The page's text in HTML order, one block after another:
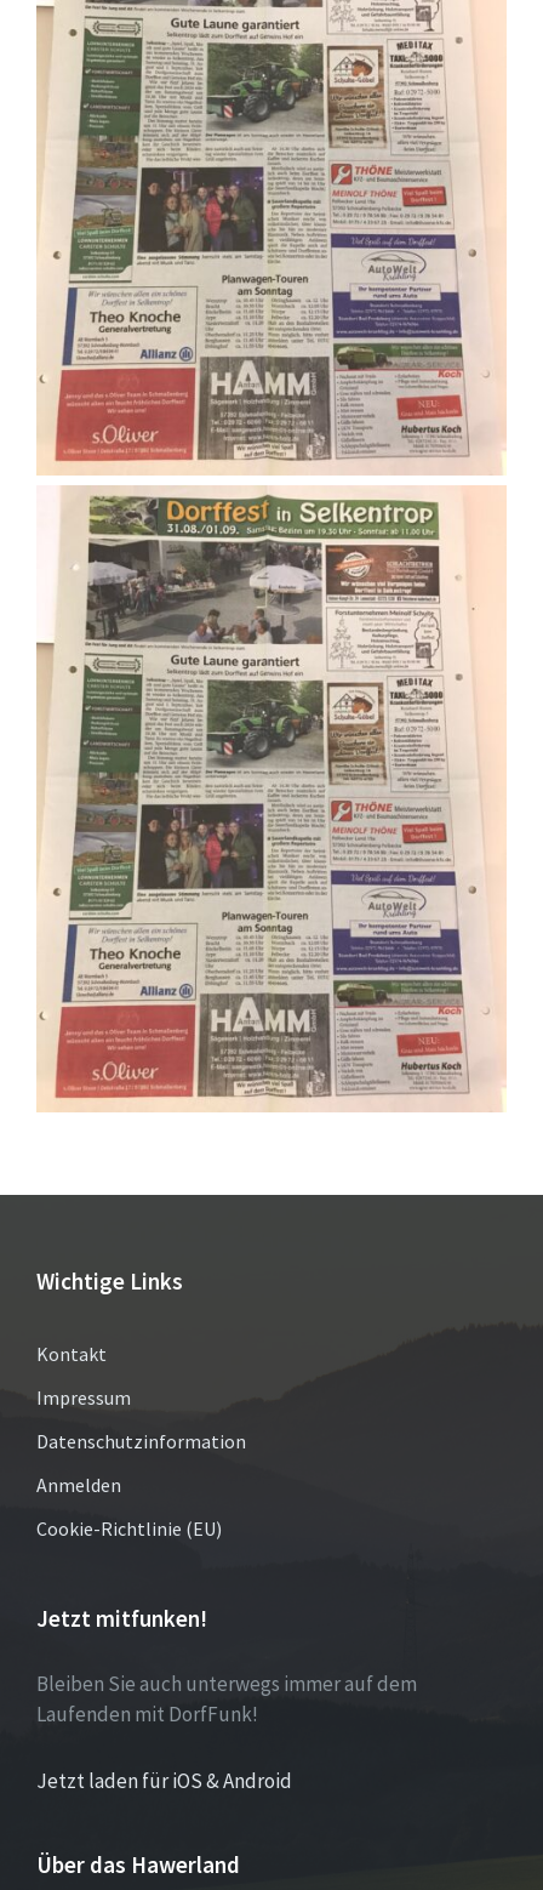
Wichtige Links
Kontakt
Impressum
Datenschutzinformation
Anmelden
Cookie-Richtlinie (EU)
Jetzt mitfunken!
Bleiben Sie auch unterwegs immer auf dem
Laufenden mit DorfFunk!
Jetzt laden für iOS & Android
Über das Hawerland